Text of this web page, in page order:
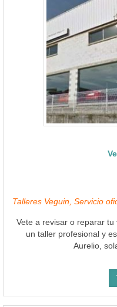
Talleres Veguin, Servicio
Vete a revisar o reparar
un taller profesional y
Aurelio,